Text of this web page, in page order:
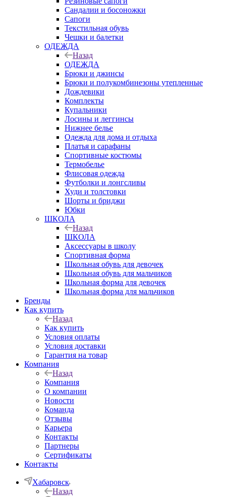
Сандалии и босоножки
Сапоги
Текстильная обувь
Чешки и балетки
ОДЕЖДА
Назад
ОДЕЖДА
Брюки и джинсы
Брюки и полукомбинезоны утепленные
Дождевики
Комплекты
Купальники
Лосины и леггинсы
Нижнее белье
Одежда для дома и отдыха
Платья и сарафаны
Спортивные костюмы
Термобелье
Флисовая одежда
Футболки и лонгсливы
Худи и толстовки
Шорты и бриджи
Юбки
ШКОЛА
Назад
ШКОЛА
Аксессуары в школу
Спортивная форма
Школьная обувь для девочек
Школьная обувь для мальчиков
Школьная форма для девочек
Школьная форма для мальчиков
Бренды
Как купить
Назад
Как купить
Условия оплаты
Условия доставки
Гарантия на товар
Компания
Назад
Компания
О компании
Новости
Команда
Отзывы
Карьера
Контакты
Партнеры
Сертификаты
Контакты
Хабаровск
Назад